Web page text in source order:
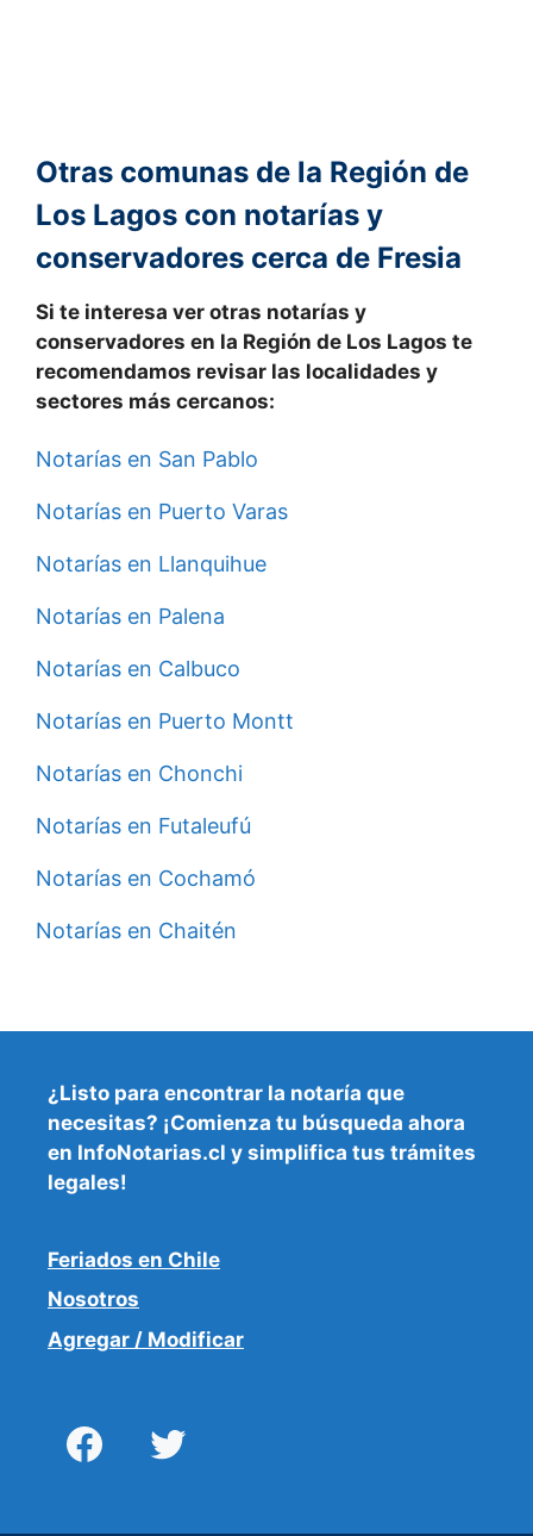
Otras comunas de la Región de
Los Lagos con notarías y
conservadores cerca de Fresia
Si te interesa ver otras notarías y
conservadores en la Región de Los Lagos te
recomendamos revisar las localidades y
sectores más cercanos:
Notarías en San Pablo
Notarías en Puerto Varas
Notarías en Llanquihue
Notarías en Palena
Notarías en Calbuco
Notarías en Puerto Montt
Notarías en Chonchi
Notarías en Futaleufú
Notarías en Cochamó
Notarías en Chaitén
¿Listo para encontrar la notaría que
necesitas? ¡Comienza tu búsqueda ahora
en InfoNotarias.cl y simplifica tus trámites
legales!
Feriados en Chile
Nosotros
Agregar / Modificar